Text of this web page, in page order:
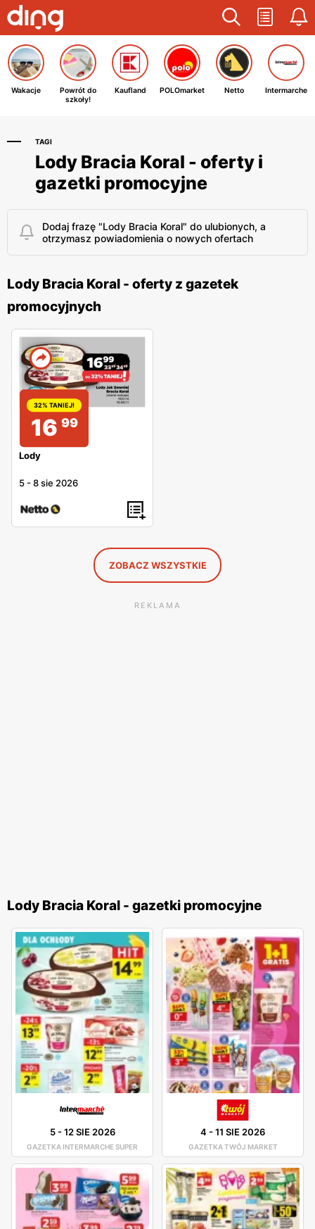
Wakacje
Powrót do
szkoły!
Kaufland POLOmarket Netto Intermarche
TAGI
Lody Bracia Koral - oferty i
gazetki promocyjne
Dodaj frazę "Lody Bracia Koral" do ulubionych, a
otrzymasz powiadomienia o nowych ofertach
Lody Bracia Koral - oferty z gazetek
promocyjnych
32% TANIEJ!
16 99
Lody
5 -8 sie 2026
ZOBACZ WSZYSTKIE
REKLAMA
Lody Bracia Koral - gazetki promocyjne
5-12 SIE 2026
GAZETKA INTERMARCHE SUPER
4 -11 SIE 2026
GAZETKA TWÓJ MARKET